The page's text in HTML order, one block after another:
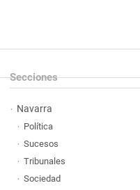
Secciones
Navarra
Política
Sucesos
Tribunales
Sociedad